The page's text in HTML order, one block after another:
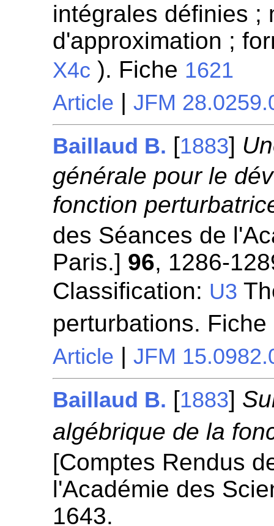
intégrales définies ;
d'approximation ;
X4c ). Fiche 1621
Article |JFM
Baillaud B. [1883]
générale pour le
fonction
des Séances de
Paris.] 96, 1286-
Classification: U3
perturbations. Fiche
Article |JFM
Baillaud B. [1883]
algébrique de la
[Comptes Rendus
l'Académie des
1643.